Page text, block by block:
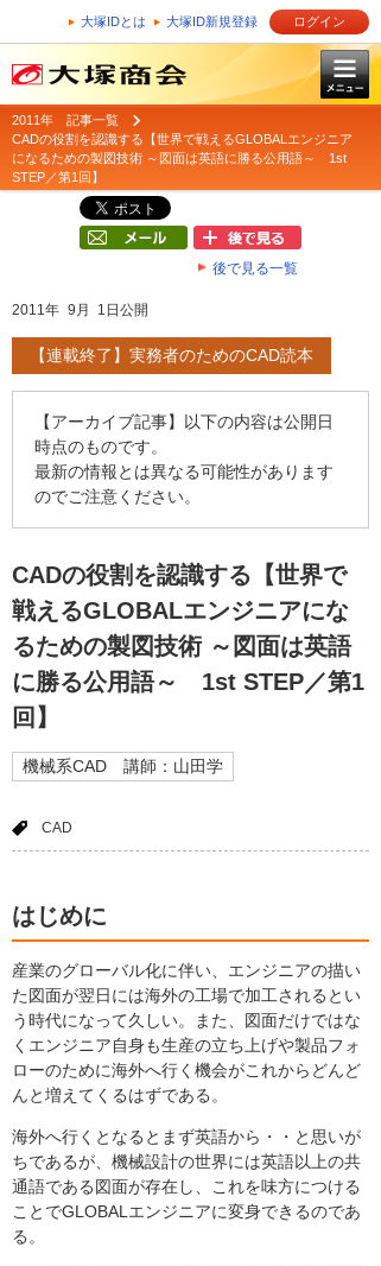
大塚IDとは 大塚ID新規登録 ログイン
2011年 記事一覧
CADの役割を認識する【世界で戦えるGLOBALエンジニア
になるための製図技術 ～図面は英語に勝る公用語～ 1st
STEP／第1回】
後で見る一覧
2011年 9月 1日公開
【連載終了】実務者のためのCAD読本
【アーカイブ記事】以下の内容は公開日
時点のものです。
最新の情報とは異なる可能性があります
のでご注意ください。
CADの役割を認識する【世界で
戦えるGLOBALエンジニアにな
るための製図技術 ～図面は英語
に勝る公用語～ 1st STEP／第1
回】
機械系CAD 講師：山田学
CAD
はじめに
産業のグローバル化に伴い、エンジニアの描い
た図面が翌日には海外の工場で加工されるとい
う時代になって久しい。また、図面だけではな
くエンジニア自身も生産の立ち上げや製品フォ
ローのために海外へ行く機会がこれからどんど
んと増えてくるはずである。
海外へ行くとなるとまず英語から・・と思いが
ちであるが、機械設計の世界には英語以上の共
通語である図面が存在し、これを味方につける
ことでGLOBALエンジニアに変身できるのであ
る。